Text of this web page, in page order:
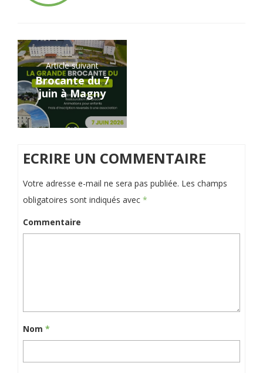
Article suivant
Brocante du 7
juin à Magny
ECRIRE UN COMMENTAIRE
Votre adresse e-mail ne sera pas publiée. Les champs
obligatoires sont indiqués avec *
Commentaire
Nom *